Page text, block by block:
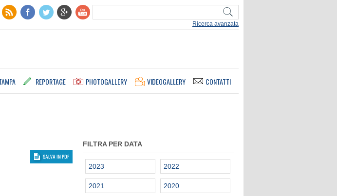
Ricerca avanzata
REPORTAGE PHOTOGALLERY VIDEOGALLERY CONTATTI
FILTRA PER DATA
2023 2022
2021 2020